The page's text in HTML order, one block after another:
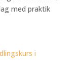
med praktik